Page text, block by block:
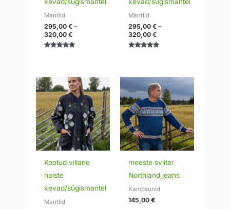
kevad/sügismantel
Mantlid
295,00€ –
320,00€
kevad/sügismantel
Mantlid
295,00€ –
320,00€
Kootud villane
naiste
kevad/sügismantel
Mantlid
Hinnavahemik:
295,00 €
kuni
320,00 €
meeste sviiter
Northland jeans
Kampsunid
145,00€